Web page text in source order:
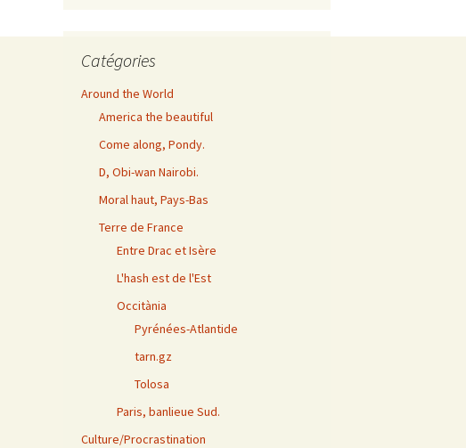
Catégories
Around the World
America the beautiful
Come along, Pondy.
D, Obi-wan Nairobi.
Moral haut, Pays-Bas
Terre de France
Entre Drac et Isère
L'hash est de l'Est
Occitània
Pyrénées-Atlantide
tarn.gz
Tolosa
Paris, banlieue Sud.
Culture/Procrastination